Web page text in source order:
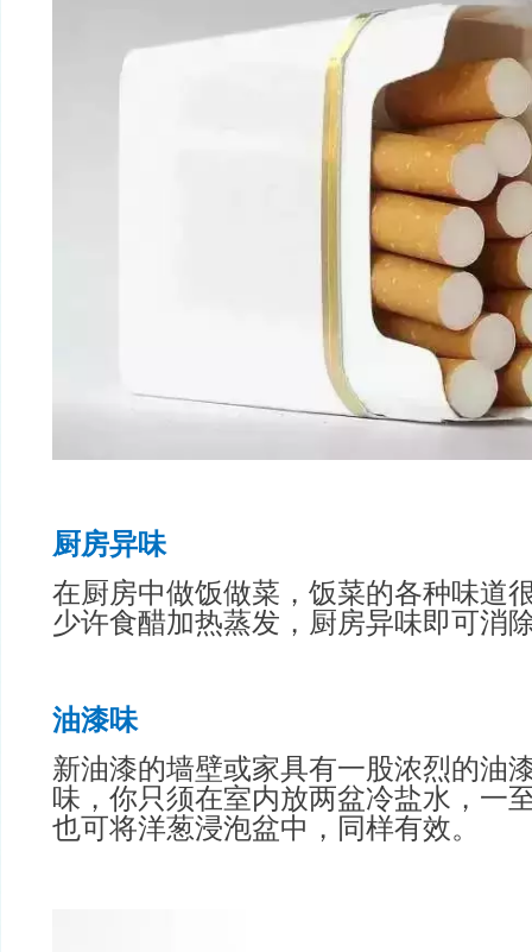
厨房异味
在厨房中做饭做菜，饭菜的各种味道
少许食醋加热蒸发，厨房异味即可消
油漆味
新油漆的墙壁或家具有一股浓烈的油
味，你只须在室内放两盆冷盐水，一
也可将洋葱浸泡盆中，同样有效。